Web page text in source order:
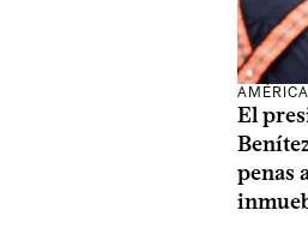
AMÉRICA
El
penas